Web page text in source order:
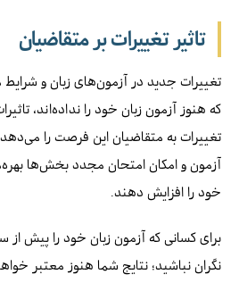
تاثیر تغییرات بر متقاضیان
تغییرات جدید در آزمون‌های زبان و شرایط
که هنوز آزمون زبان خود را نداده‌اند،
تغییرات به متقاضیان این فرصت را
آزمون و امکان امتحان مجدد بخش‌ها
خود را افزایش دهند.
نگران نباشید؛ نتایج شما هنوز معتبر